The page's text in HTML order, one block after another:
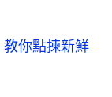
教你點揀新鮮